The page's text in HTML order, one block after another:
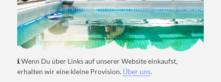
Wenn Du über Links auf unserer Website einkaufst,
erhalten wir eine kleine Provision. Über uns.